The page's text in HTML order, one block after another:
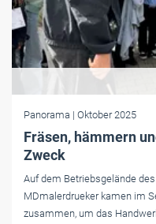
Panorama | Oktober 2025
Fräsen, hämmern
Zweck
Auf dem Betriebsgelände
MDmalerdrueker kamen im
zusammen, um das